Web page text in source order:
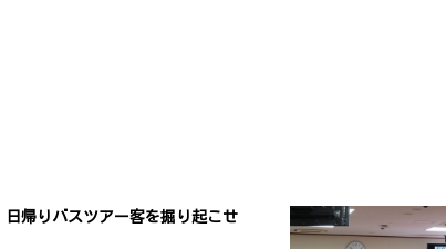
日帰りバスツアー客を掘り起こせ